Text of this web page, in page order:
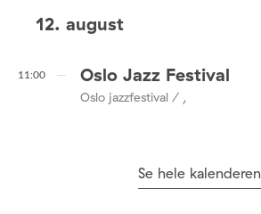
12. august
11:00 Oslo Jazz Festival
Oslo jazzfestival / ,
Se hele kalenderen